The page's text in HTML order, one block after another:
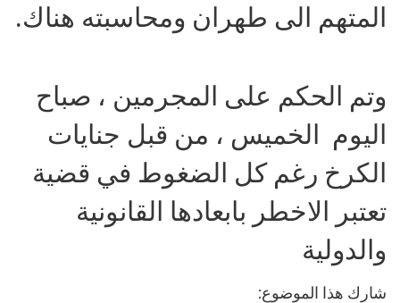
المتهم الى طهران ومحاسبته هناك.
وتم الحكم على المجرمين ، صباح
اليوم الخميس ، من قبل جنايات
الكرخ رغم كل الضغوط في قضية
تعتبر الاخطر بابعادها القانونية
والدولية
شارك هذا الموضوع: